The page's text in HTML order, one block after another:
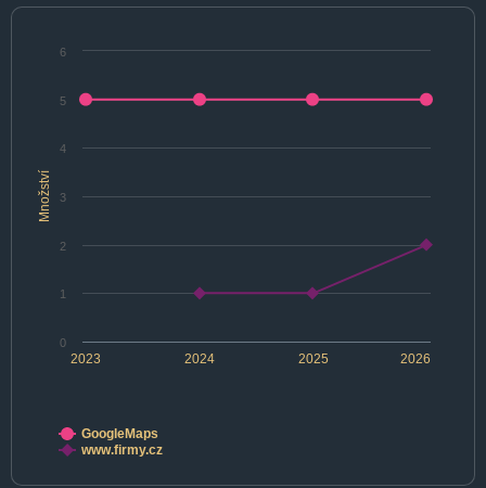
Množství
2024 2026
2023 2025
0
1
2
3
4
5
6
GoogleMaps
www.firmy.cz